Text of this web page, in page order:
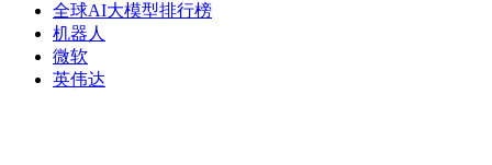
全球AI大模型排行榜
机器人
微软
英伟达